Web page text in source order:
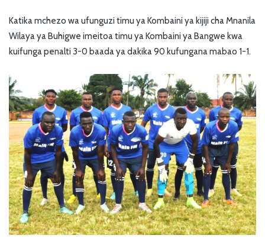
Katika mchezo wa ufunguzi timu ya Kombaini ya kijiji cha Mnanila
Wilaya ya Buhigwe imeitoa timu ya Kombaini ya Bangwe kwa
kuifunga penalti 3-0 baada ya dakika 90 kufungana mabao 1-1.